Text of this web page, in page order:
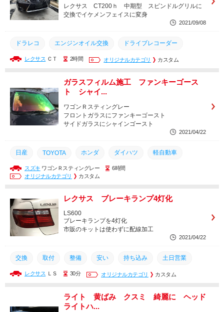
レクサス CT200ｈ 中期型 スピンドルグリルに
交換でイケメンフェイスに変身
2021/09/08
ドラレコ エンジンオイル交換 ドライブレコーダー
ドラレコ取付 エンジンオイル オイル交換 タイヤ交換
持ち込み CT200ｈ 持込
土日営業 カスタム 安い
レクサス ＣＴ 2時間 オリジナルカテゴリ カスタム
ガラスフィルム施工 ファンキーゴース
ト シャイ...
ワゴンＲスティングレー
フロントガラスにファンキーゴースト
サイドガラスにシャインゴースト
2021/04/22
日産 TOYOTA ホンダ ダイハツ 軽自動車
スズキ 人気車種 安い ドレスアップ
スズキ ワゴンＲスティングレー
6時間
オリジナルカテゴリ
カスタム
レクサス ブレーキランプ4灯化
LS600
ブレーキランプを4灯化
市販のキットは使わずに配線加工
2021/04/22
交換 取付 整備 安い 持ち込み 土日営業
持込 配線加工 ドレスアップ カスタム 4灯化
レクサス トヨタ
レクサス ＬＳ 30分 オリジナルカテゴリ カスタム
ライト 黄ばみ クスミ 綺麗に ヘッド
ライトハ...